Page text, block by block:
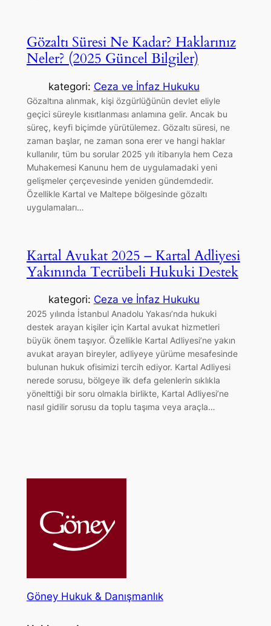
Gözaltı Süresi Ne Kadar? Haklarınız
Neler? (2025 Güncel Bilgiler)
kategori: Ceza ve İnfaz Hukuku
Gözaltına alınmak, kişi özgürlüğünün devlet eliyle
geçici süreyle kısıtlanması anlamına gelir. Ancak bu
süreç, keyfi biçimde yürütülemez. Gözaltı süresi, ne
zaman başlar, ne zaman sona erer ve hangi haklar
kullanılır, tüm bu sorular 2025 yılı itibarıyla hem Ceza
Muhakemesi Kanunu hem de uygulamadaki yeni
gelişmeler çerçevesinde yeniden gündemdedir.
Özellikle Kartal ve Maltepe bölgesinde gözaltı
uygulamaları…
Kartal Avukat 2025 – Kartal Adliyesi
Yakınında Tecrübeli Hukuki Destek
kategori: Ceza ve İnfaz Hukuku
2025 yılında İstanbul Anadolu Yakası’nda hukuki
destek arayan kişiler için Kartal avukat hizmetleri
büyük önem taşıyor. Özellikle Kartal Adliyesi’ne yakın
avukat arayan bireyler, adliyeye yürüme mesafesinde
bulunan hukuk ofisimizi tercih ediyor. Kartal Adliyesi
nerede sorusu, bölgeye ilk defa gelenlerin sıklıkla
yönelttiği bir soru olmakla birlikte, Kartal Adliyesi’ne
nasıl gidilir sorusu da toplu taşıma veya araçla…
Göney Hukuk & Danışmanlık